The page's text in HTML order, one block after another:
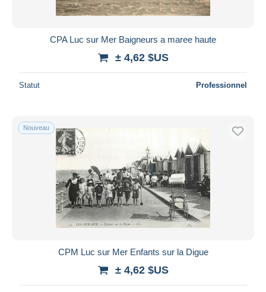
CPA Luc sur Mer Baigneurs a maree haute
± 4,62 $US
Statut Professionnel
Nouveau
CPM Luc sur Mer Enfants sur la Digue
± 4,62 $US